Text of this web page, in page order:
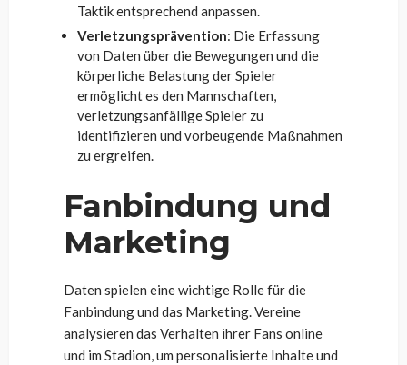
Taktik entsprechend anpassen.
Verletzungsprävention: Die Erfassung
von Daten über die Bewegungen und die
körperliche Belastung der Spieler
ermöglicht es den Mannschaften,
verletzungsanfällige Spieler zu
identifizieren und vorbeugende Maßnahmen
zu ergreifen.
Fanbindung und
Marketing
Daten spielen eine wichtige Rolle für die
Fanbindung und das Marketing. Vereine
analysieren das Verhalten ihrer Fans online
und im Stadion, um personalisierte Inhalte und